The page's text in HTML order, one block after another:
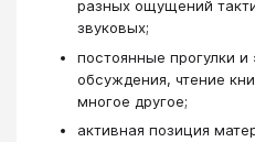
разных ощущений
звуковых;
постоянные прогулки
обсуждения, чтение
многое другое;
активная позиция